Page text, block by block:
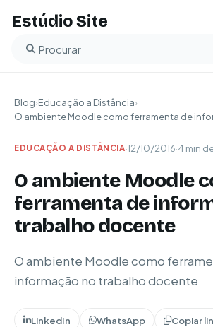
Estúdio Site
Buscar no blog
Blog›Educação a Distância›
O ambiente Moodle como ferramenta de
EDUCAÇÃO A DISTÂNCIA·12/10/2016·4 min
O ambiente Moodle
ferramenta de
trabalho docente
O ambiente Moodle como
informação no trabalho docente
LinkedIn WhatsApp Copiar